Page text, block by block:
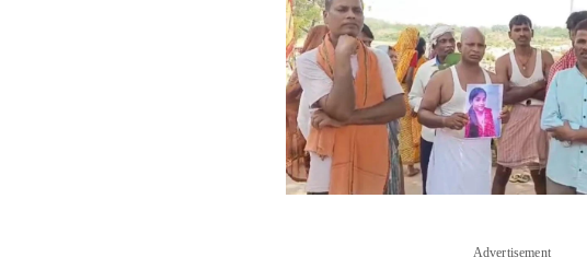
Advertisement